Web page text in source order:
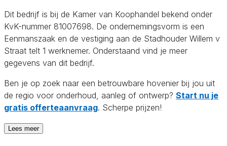
Dit bedrijf is bij de Kamer van Koophandel bekend onder
KvK-nummer 81007698. De ondernemingsvorm is een
Eenmanszaak en de vestiging aan de Stadhouder Willem v
Straat telt 1 werknemer. Onderstaand vind je meer
gegevens van dit bedrijf.
Ben je op zoek naar een betrouwbare hovenier bij jou uit
de regio voor onderhoud, aanleg of ontwerp? Start nu je
gratis offerteaanvraag. Scherpe prijzen!
Lees meer